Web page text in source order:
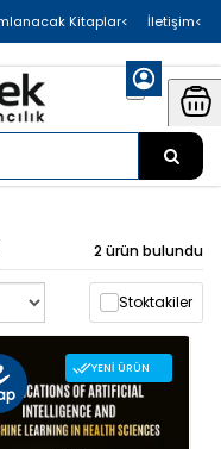
>İletişim
>Yayımlanacak Kitaplar
2 ürün bulundu
Stoktakiler
YENI ÜRÜN